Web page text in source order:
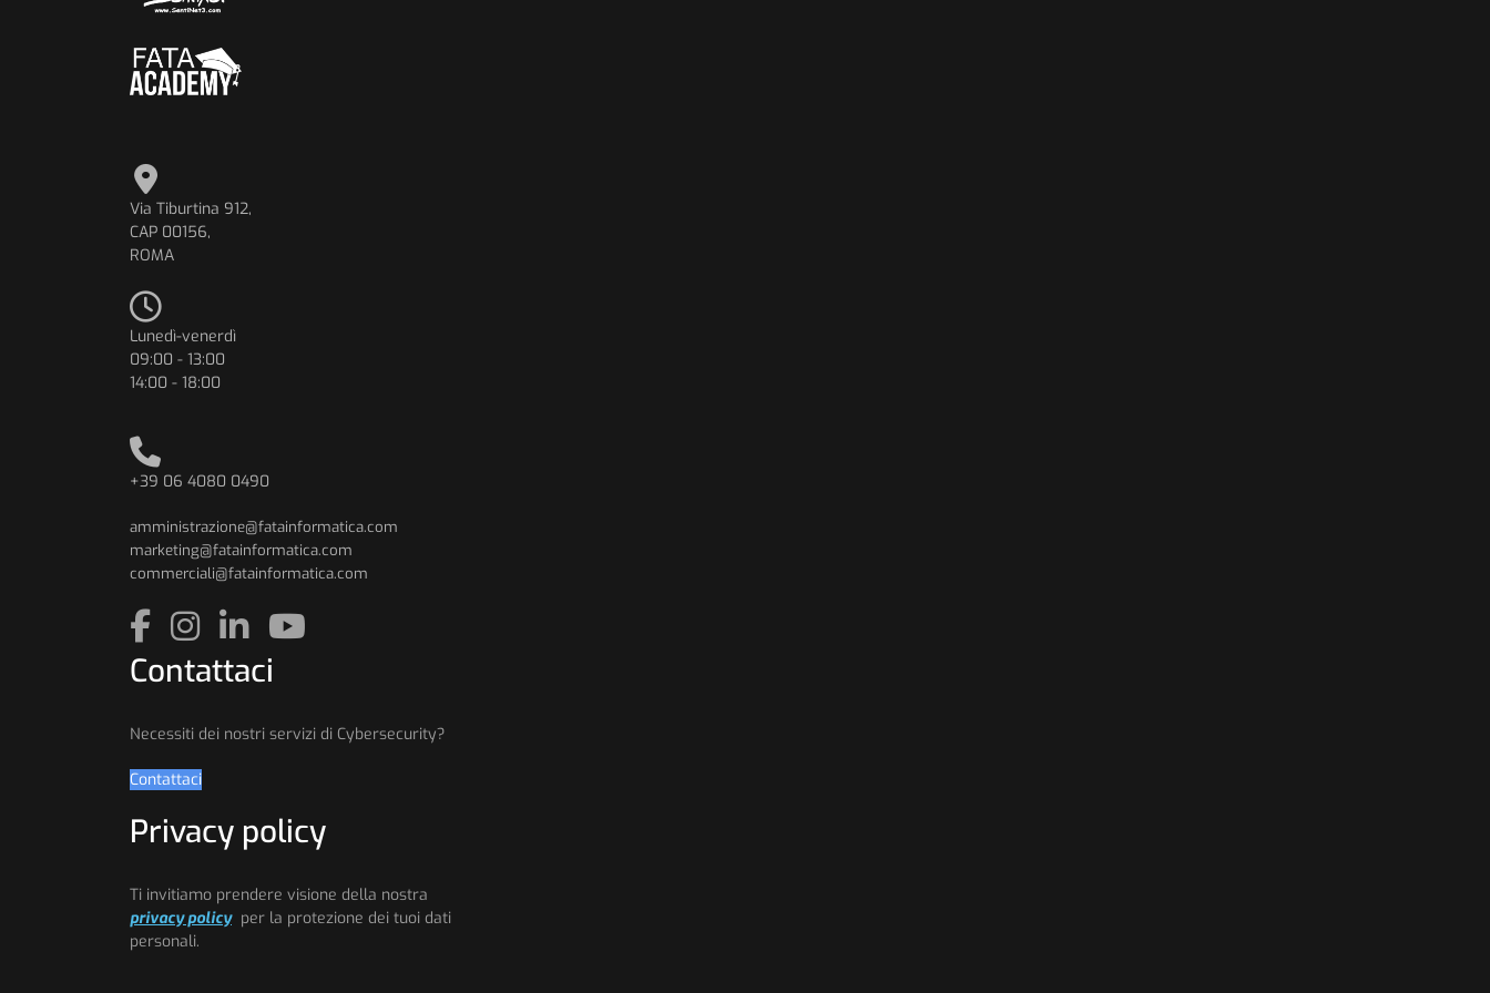
Via Tiburtina 912,
CAP 00156,
ROMA
Lunedì-venerdì
09:00 - 13:00
14:00 - 18:00
+39 06 4080 0490
amministrazione@fatainformatica.com
marketing@fatainformatica.com
commerciali@fatainformatica.com
Contattaci
Necessiti dei nostri servizi di Cybersecurity?
Contattaci
Privacy policy
Ti invitiamo prendere visione della nostra
privacy policyper la protezione dei tuoi dati
personali.